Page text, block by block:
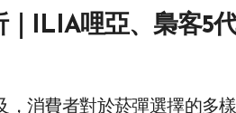
｜ILIA哩亞、梟客5